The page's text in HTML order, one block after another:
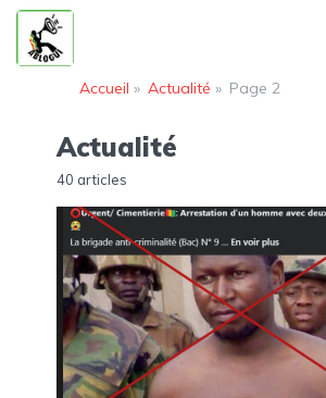
Accueil » Actualité » Page 2
Actualité
40 articles